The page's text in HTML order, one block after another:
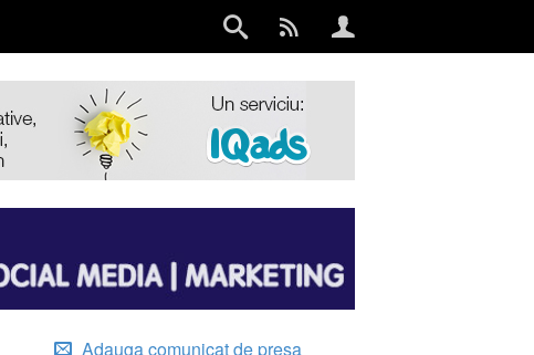
Adauga comunicat de presa